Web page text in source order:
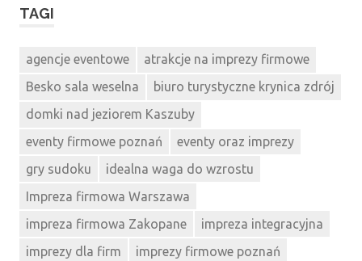
TAGI
agencje eventowe
atrakcje na imprezy firmowe
Besko sala weselna
biuro turystyczne krynica zdrój
domki nad jeziorem Kaszuby
eventy firmowe poznań
eventy oraz imprezy
gry sudoku
idealna waga do wzrostu
Impreza firmowa Warszawa
impreza firmowa Zakopane
impreza integracyjna
imprezy dla firm
imprezy firmowe poznań